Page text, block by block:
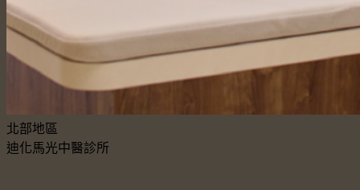
北部地區
迪化馬光中醫診所